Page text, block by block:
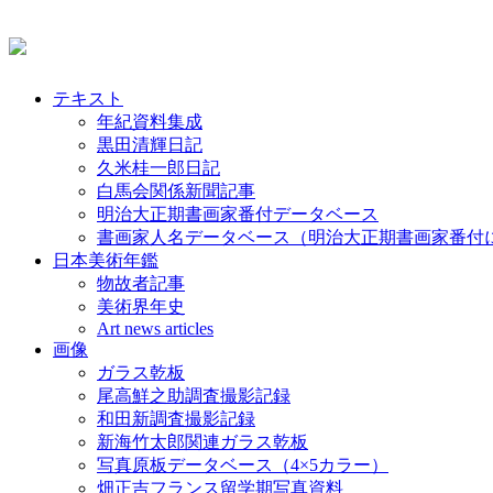
テキスト
年紀資料集成
黒田清輝日記
久米桂一郎日記
白馬会関係新聞記事
明治大正期書画家番付データベース
書画家人名データベース（明治大正期書画家番付
日本美術年鑑
物故者記事
美術界年史
Art news articles
画像
ガラス乾板
尾高鮮之助調査撮影記録
和田新調査撮影記録
新海竹太郎関連ガラス乾板
写真原板データベース（4×5カラー）
畑正吉フランス留学期写真資料